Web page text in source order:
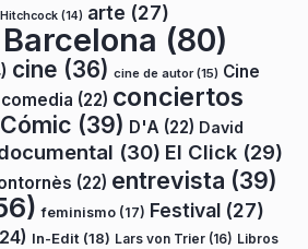
(14) arte (27)
Barcelona (80)
cine (36) cine de autor(15) Cine
comedia (22) conciertos
Cómic (39) D'A (22) David
(30) El Click (29)
(22) entrevista (39)
feminismo (17) Festival (27)
In-Edit (18) Lars von Trier (16) Libros